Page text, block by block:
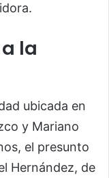
la
ubicada en
y Mariano
el presunto
Hernández, de